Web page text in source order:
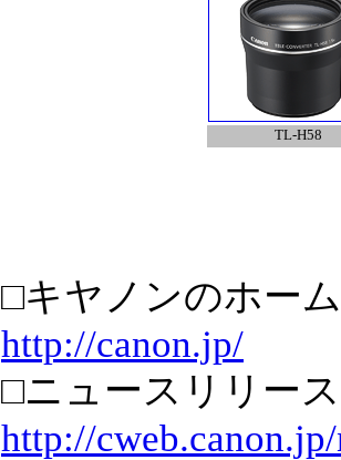
TL-H58
□キヤノンのホー
http://canon.jp/
□ニュースリリース
http://